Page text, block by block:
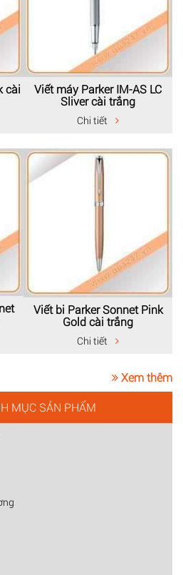
cài
Viết máy Parker IM-AS LC
Sliver cài trắng
Chi tiết
Viết bi Parker Sonnet Pink
Gold cài trắng
Chi tiết
Xem thêm
MỤC SẢN PHẨM